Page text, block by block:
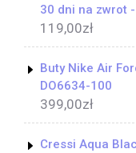
30 dni na zwrot -
119,00zł
Buty Nike Air
DO6634-100
399,00zł
Cressi Aqua